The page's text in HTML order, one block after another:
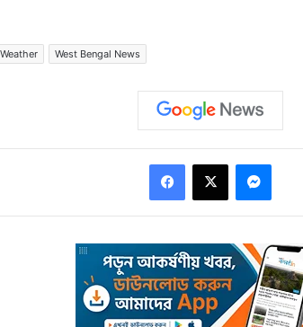
Weather West Bengal News